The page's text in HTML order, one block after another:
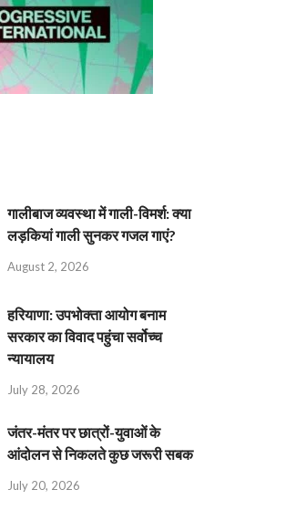
गालीबाज व्‍यवस्‍था में गाली-विमर्श: क्या
लड़कियां गाली सुनकर गजल गाएं?
August 2, 2026
हरियाणा: उपभोक्ता आयोग बनाम
सरकार का विवाद पहुंचा सर्वोच्च
न्यायालय
July 28, 2026
जंतर-मंतर पर छात्रों-युवाओं के
आंदोलन से निकलते कुछ जरूरी सबक
July 20, 2026